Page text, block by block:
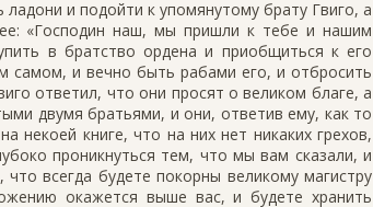
и подойти к упомянутому брату Гвиго, а
«Господин наш, мы пришли к тебе и нашим
в братство ордена и приобщиться к его
и вечно быть рабами его, и отбросить
ответил, что они просят о великом благе, а
двумя братьями, и они, ответив ему, как то
некоей книге, что на них нет никаких грехов,
проникнуться тем, что мы вам сказали, и
всегда будете покорны великому магистру
окажется выше вас, и будете хранить